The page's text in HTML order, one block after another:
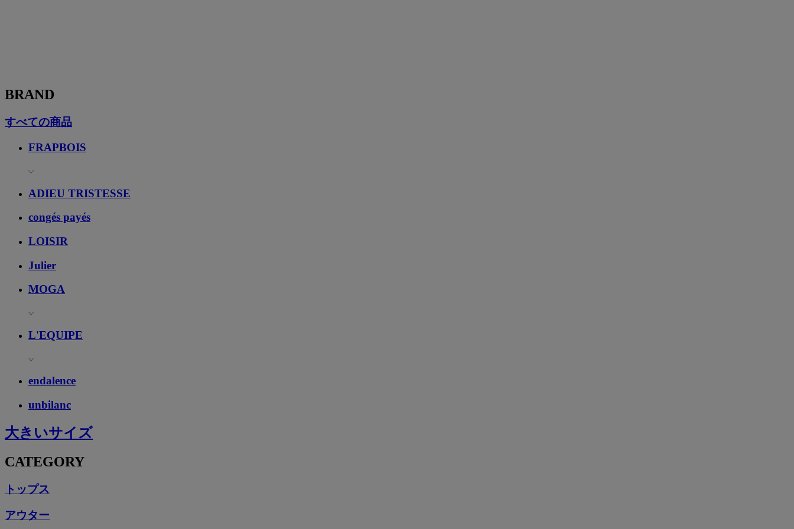
BRAND
すべての商品
FRAPBOIS
ADIEU TRISTESSE
congés payés
LOISIR
Julier
MOGA
L'EQUIPE
endalence
unbilanc
大きいサイズ
CATEGORY
トップス
アウター